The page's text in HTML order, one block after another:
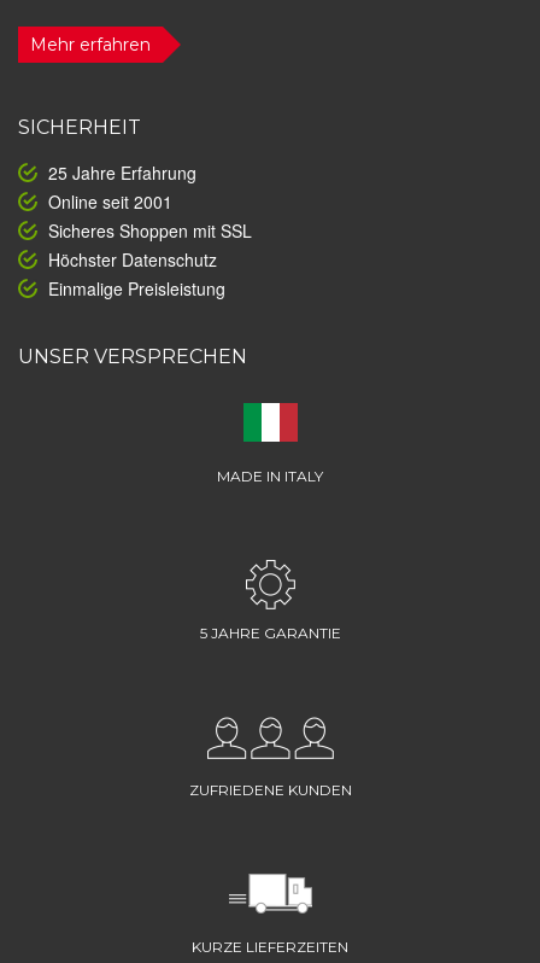
Mehr erfahren
SICHERHEIT
25 Jahre Erfahrung
Online seit 2001
Sicheres Shoppen mit SSL
Höchster Datenschutz
Einmalige Preisleistung
UNSER VERSPRECHEN
MADE IN ITALY
5 JAHRE GARANTIE
ZUFRIEDENE KUNDEN
KURZE LIEFERZEITEN